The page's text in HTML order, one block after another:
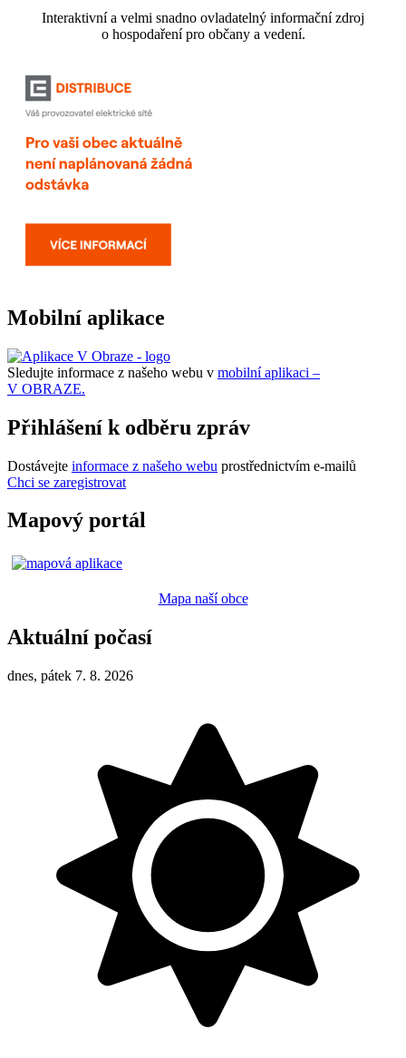
Interaktivní a velmi snadno ovladatelný informační zdroj
o hospodaření pro občany a vedení.
Mobilní aplikace
Sledujte informace z našeho webu v mobilní aplikaci –
V OBRAZE.
Přihlášení k odběru zpráv
Dostávejte informace z našeho webu prostřednictvím e-mailů
Chci se zaregistrovat
Mapový portál
Mapa naší obce
Aktuální počasí
dnes, pátek 7. 8. 2026